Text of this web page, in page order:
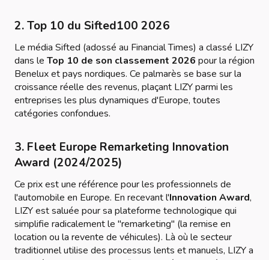
2. Top 10 du Sifted100 2026
Le média Sifted (adossé au Financial Times) a classé LIZY
dans le Top 10 de son classement 2026 pour la région
Benelux et pays nordiques. Ce palmarès se base sur la
croissance réelle des revenus, plaçant LIZY parmi les
entreprises les plus dynamiques d'Europe, toutes
catégories confondues.
3. Fleet Europe Remarketing Innovation
Award (2024/2025)
Ce prix est une référence pour les professionnels de
l'automobile en Europe. En recevant l'Innovation Award,
LIZY est saluée pour sa plateforme technologique qui
simplifie radicalement le "remarketing" (la remise en
location ou la revente de véhicules). Là où le secteur
traditionnel utilise des processus lents et manuels, LIZY a